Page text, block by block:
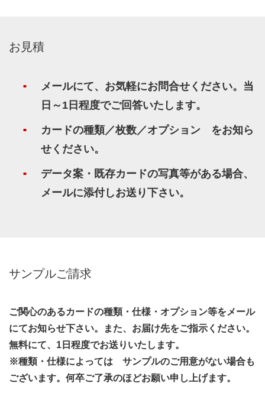
お見積
メールにて、お気軽にお問合せください。当
日～1日程度でご回答いたします。
カードの種類／枚数／オプション をお知ら
せください。
データ案・既存カードの写真等がある場合、
メールに添付しお送り下さい。
サンプルご請求
ご関心のあるカードの種類・仕様・オプション等をメール
にてお知らせ下さい。また、お届け先をご指示ください。
無料にて、1日程度でお送りいたします。
※種類・仕様によっては サンプルのご用意がない場合も
ございます。何卒ご了承のほどお願い申し上げます。